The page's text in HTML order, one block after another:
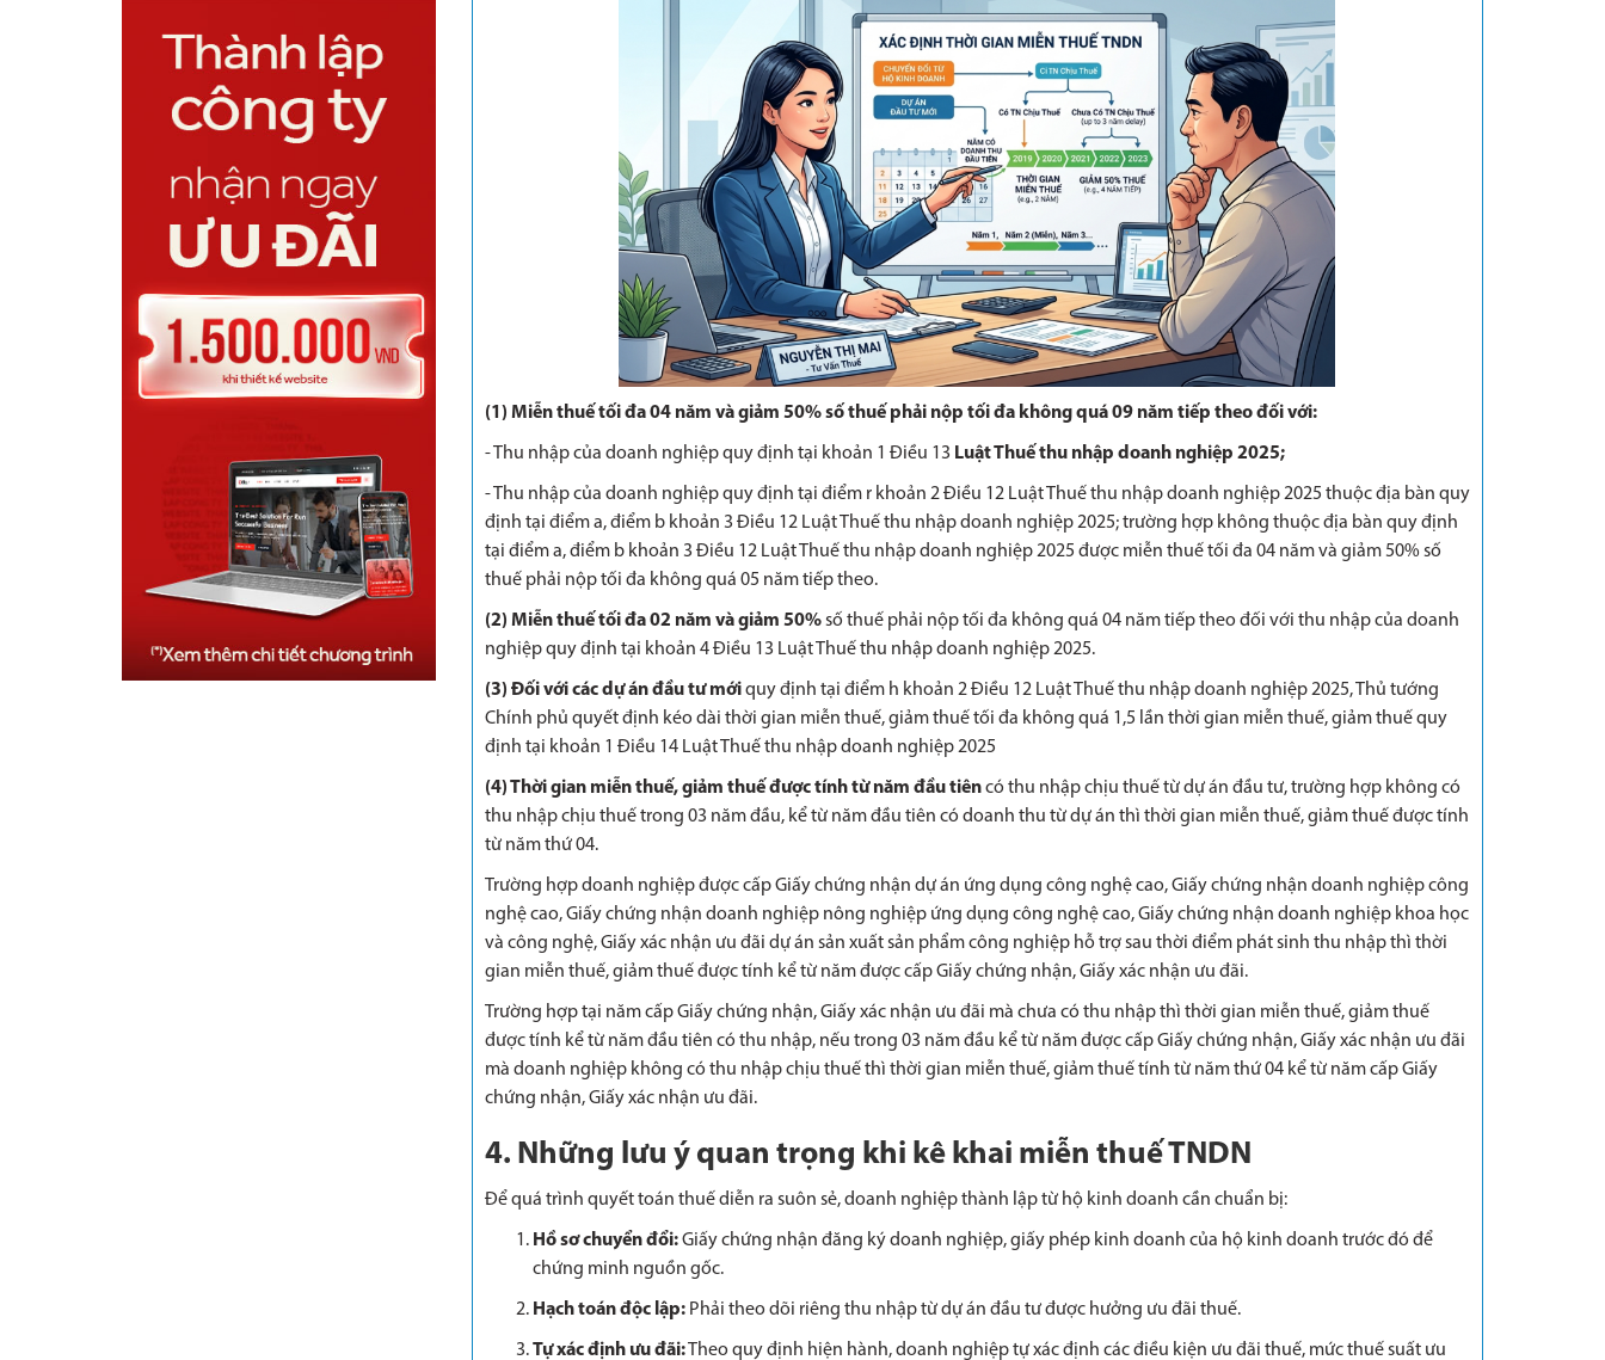
(1) Miễn thuế tối đa 04 năm và giảm 50% số thuế phải nộp tối đa không quá 09 năm tiếp theo đối với:
- Thu nhập của doanh nghiệp quy định tại khoản 1 Điều 13 Luật Thuế thu nhập doanh nghiệp 2025;
- Thu nhập của doanh nghiệp quy định tại điểm r khoản 2 Điều 12 Luật Thuế thu nhập doanh nghiệp 2025 thuộc địa bàn quy
định tại điểm a, điểm b khoản 3 Điều 12 Luật Thuế thu nhập doanh nghiệp 2025; trường hợp không thuộc địa bàn quy định
tại điểm a, điểm b khoản 3 Điều 12 Luật Thuế thu nhập doanh nghiệp 2025 được miễn thuế tối đa 04 năm và giảm 50% số
thuế phải nộp tối đa không quá 05 năm tiếp theo.
(2) Miễn thuế tối đa 02 năm và giảm 50% số thuế phải nộp tối đa không quá 04 năm tiếp theo đối với thu nhập của doanh
nghiệp quy định tại khoản 4 Điều 13 Luật Thuế thu nhập doanh nghiệp 2025.
(3) Đối với các dự án đầu tư mới quy định tại điểm h khoản 2 Điều 12 Luật Thuế thu nhập doanh nghiệp 2025, Thủ tướng
Chính phủ quyết định kéo dài thời gian miễn thuế, giảm thuế tối đa không quá 1,5 lần thời gian miễn thuế, giảm thuế quy
định tại khoản 1 Điều 14 Luật Thuế thu nhập doanh nghiệp 2025
(4) Thời gian miễn thuế, giảm thuế được tính từ năm đầu tiên có thu nhập chịu thuế từ dự án đầu tư, trường hợp không có
thu nhập chịu thuế trong 03 năm đầu, kể từ năm đầu tiên có doanh thu từ dự án thì thời gian miễn thuế, giảm thuế được tính
từ năm thứ 04.
Trường hợp doanh nghiệp được cấp Giấy chứng nhận dự án ứng dụng công nghệ cao, Giấy chứng nhận doanh nghiệp công
nghệ cao, Giấy chứng nhận doanh nghiệp nông nghiệp ứng dụng công nghệ cao, Giấy chứng nhận doanh nghiệp khoa học
và công nghệ, Giấy xác nhận ưu đãi dự án sản xuất sản phẩm công nghiệp hỗ trợ sau thời điểm phát sinh thu nhập thì thời
gian miễn thuế, giảm thuế được tính kể từ năm được cấp Giấy chứng nhận, Giấy xác nhận ưu đãi.
Trường hợp tại năm cấp Giấy chứng nhận, Giấy xác nhận ưu đãi mà chưa có thu nhập thì thời gian miễn thuế, giảm thuế
được tính kể từ năm đầu tiên có thu nhập, nếu trong 03 năm đầu kể từ năm được cấp Giấy chứng nhận, Giấy xác nhận ưu đãi
mà doanh nghiệp không có thu nhập chịu thuế thì thời gian miễn thuế, giảm thuế tính từ năm thứ 04 kể từ năm cấp Giấy
chứng nhận, Giấy xác nhận ưu đãi.
4. Những lưu ý quan trọng khi kê khai miễn thuế TNDN
Để quá trình quyết toán thuế diễn ra suôn sẻ, doanh nghiệp thành lập từ hộ kinh doanh cần chuẩn bị:
Hồ sơ chuyển đổi:Giấy chứng nhận đăng ký doanh nghiệp, giấy phép kinh doanh của hộ kinh doanh trước đó để
chứng minh nguồn gốc.
Hạch toán độc lập:Phải theo dõi riêng thu nhập từ dự án đầu tư được hưởng ưu đãi thuế.
Tự xác định ưu đãi:Theo quy định hiện hành, doanh nghiệp tự xác định các điều kiện ưu đãi thuế, mức thuế suất ưu